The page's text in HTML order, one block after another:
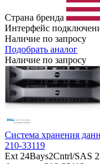
Страна бренда
Интерфейс
Наличие по запросу
Подобрать аналог
Наличие по запросу
Система хранения
210-33119
Ext 24Bays2Cntrl/SAS